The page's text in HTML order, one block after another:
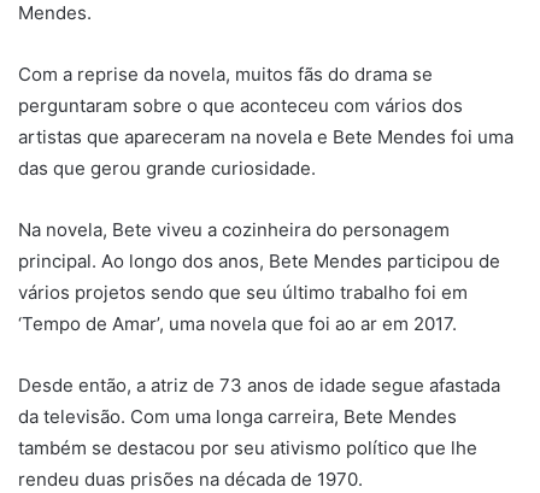
Mendes.
Com a reprise da novela, muitos fãs do drama se
perguntaram sobre o que aconteceu com vários dos
artistas que apareceram na novela e Bete Mendes foi uma
das que gerou grande curiosidade.
Na novela, Bete viveu a cozinheira do personagem
principal. Ao longo dos anos, Bete Mendes participou de
vários projetos sendo que seu último trabalho foi em
‘Tempo de Amar’, uma novela que foi ao ar em 2017.
Desde então, a atriz de 73 anos de idade segue afastada
da televisão. Com uma longa carreira, Bete Mendes
também se destacou por seu ativismo político que lhe
rendeu duas prisões na década de 1970.